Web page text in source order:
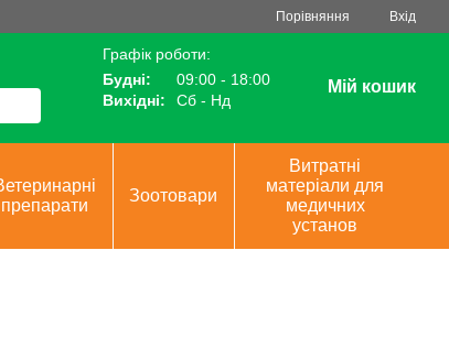
Порівняння Вхід
Графік роботи:
Будні:
09:00 - 18:00
Вихідні:
Сб - Нд
Мій кошик
препарати
Зоотовари
Витратні
матеріали для
медичних
установ